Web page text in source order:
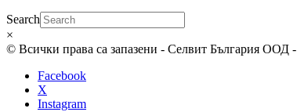
Search
×
© Всички права са запазени - Селвит България ООД -
Facebook
X
Instagram